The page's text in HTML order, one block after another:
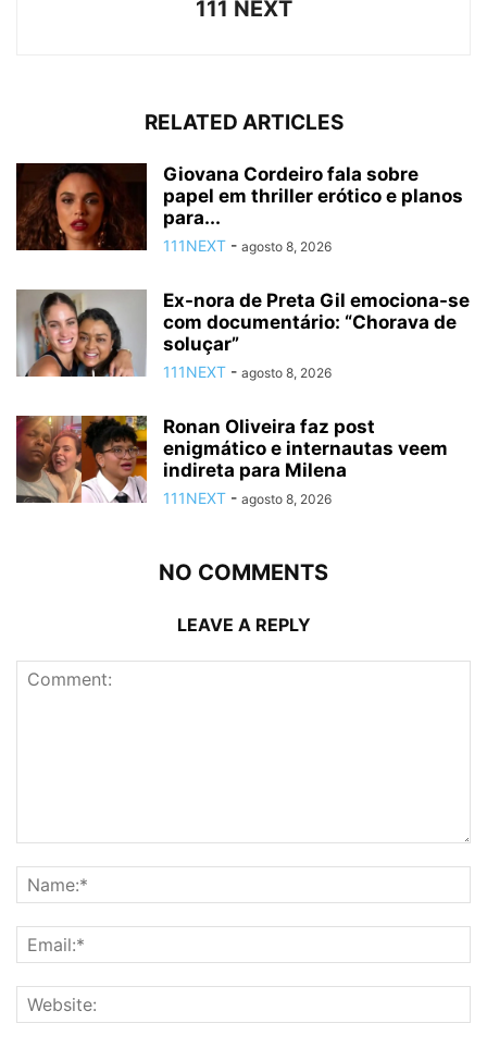
111 NEXT
RELATED ARTICLES
Giovana Cordeiro fala sobre
papel em thriller erótico e planos
para...
111NEXT - agosto 8, 2026
Ex-nora de Preta Gil emociona-se
com documentário: “Chorava de
soluçar”
111NEXT - agosto 8, 2026
Ronan Oliveira faz post
enigmático e internautas veem
indireta para Milena
111NEXT - agosto 8, 2026
NO COMMENTS
LEAVE A REPLY